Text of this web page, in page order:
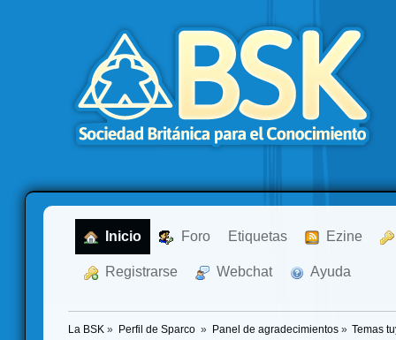
Inicio Foro Etiquetas Ezine
Registrarse Webchat Ayuda
La BSK » Perfil de Sparco » Panel de agradecimientos» Temas